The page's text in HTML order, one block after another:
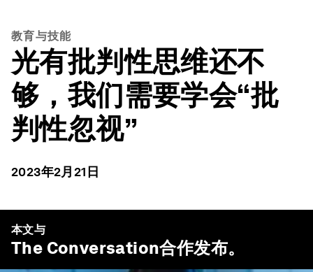
教育与技能
光有批判性思维还不
够，我们需要学会“批
判性忽视”
2023年2月21日
本文与
The Conversation合作发布。